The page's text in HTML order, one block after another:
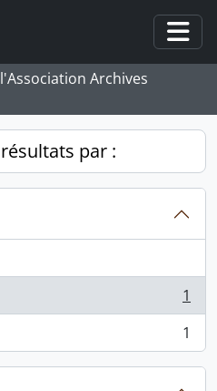
Archives
par :
1
1